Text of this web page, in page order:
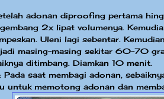
adonan diproofing pertama
2x lipat volumenya.
Uleni lagi sebentar.
masing-masing sekitar 60-70
ditimbang. Diamkan 10 menit.
Pada saat membagi adonan,
untuk memotong adonan dan